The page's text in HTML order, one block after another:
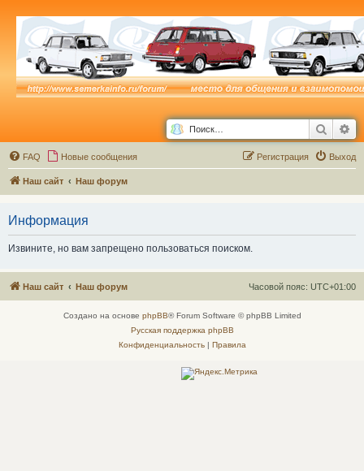
Поиск
FAQ Новые сообщения Выход
Регистрация
Наш сайт Наш форум
Информация
Извините, но вам запрещено пользоваться поиском.
Наш сайт Наш форум Часовой пояс: UTC+01:00
Создано на основе phpBB® Forum Software © phpBB Limited
Русская поддержка phpBB
Конфиденциальность| Правила